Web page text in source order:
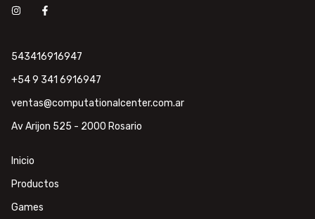
543416916947
+54 9 341 6916947
ventas@computationalcenter.com.ar
Av Arijon 525 - 2000 Rosario
Inicio
Productos
Games